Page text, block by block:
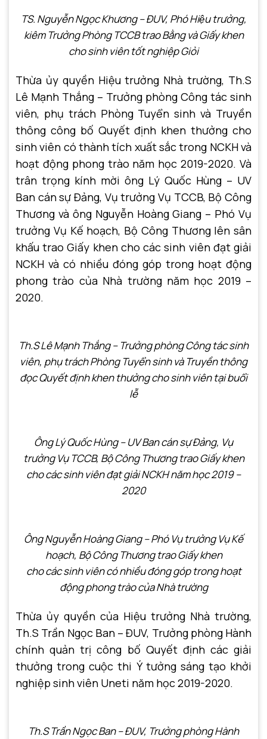
TS. Nguyễn Ngọc Khương–ĐUV, PhóHiệu trưởng,
kiêm Trưởng Phòng TCCB trao Bằng và Giấy khen
cho sinh viên tốt nghiệp Giỏi
Thừa ủy quyền Hiệu trưởng Nhà trường, Th.S
Lê Mạnh Thắng – Trưởng phòng Công tác sinh
viên, phụ trách Phòng Tuyển sinh và Truyền
thông công bố Quyết định khen thưởng cho
sinh viên có thành tích xuất sắc trong NCKH và
hoạt động phong trào năm học 2019-2020. Và
trân trọng kính mời ông Lý Quốc Hùng – UV
Ban cán sự Đảng, Vụ trưởng Vụ TCCB, Bộ Công
Thương và ông Nguyễn Hoàng Giang – Phó Vụ
trưởng Vụ Kế hoạch, Bộ Công Thương lên sân
khấu trao Giấy khen cho các sinh viên đạt giải
NCKH và có nhiều đóng góp trong hoạt động
phong trào của Nhà trường năm học 2019 –
2020.
Th.S Lê Mạnh Thắng – Trưởng phòng Công tác sinh
viên, phụ trách Phòng Tuyển sinh và Truyền thông
đọc Quyết định khen thưởng cho sinh viên tại buổi
lễ
Ông Lý Quốc Hùng – UV Ban cán sự Đảng, Vụ
trưởng Vụ TCCB, Bộ Công Thương trao Giấy khen
cho các sinh viênđạt giải NCKH năm học 2019 –
2020
Ông Nguyễn Hoàng Giang – Phó Vụ trưởng Vụ Kế
hoạch, Bộ Công Thương trao Giấy khen
cho các sinh viên có nhiều đóng góp trong hoạt
động phong trào của Nhà trường
Thừa ủy quyền của Hiệu trưởng Nhà trường,
Th.S Trần Ngọc Ban – ĐUV, Trưởng phòng Hành
chính quản trị công bố Quyết định các giải
thưởng trong cuộc thi Ý tưởng sáng tạo khởi
nghiệp sinh viên Uneti năm học 2019-2020.
Th.S Trần Ngọc Ban – ĐUV, Trưởng phòng Hành